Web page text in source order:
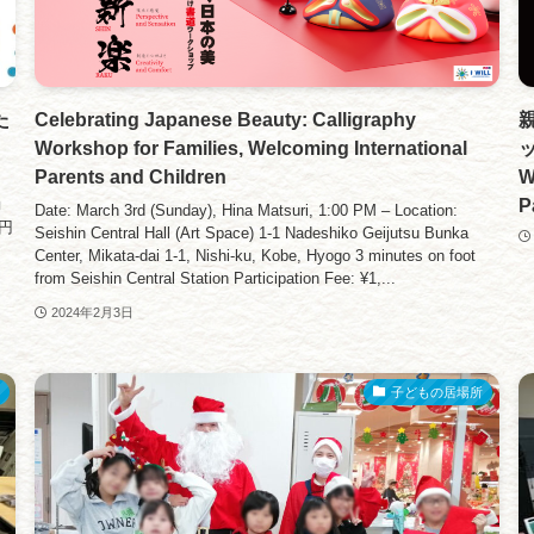
Celebrating Japanese Beauty: Calligraphy
Workshop for Families, Welcoming International
Parents and Children
Date: March 3rd (Sunday), Hina Matsuri, 1:00 PM – Location:
Seishin Central Hall (Art Space) 1-1 Nadeshiko Geijutsu Bunka
Center, Mikata-dai 1-1, Nishi-ku, Kobe, Hyogo 3 minutes on foot
from Seishin Central Station Participation Fee: ¥1,...
2024年2月3日
子どもの居場所